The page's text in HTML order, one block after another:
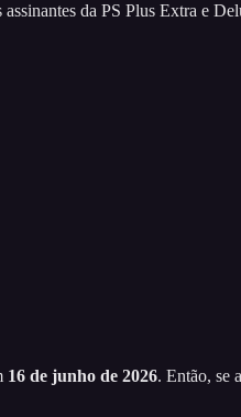
da PS Plus Extra e
16 de junho de 2026. Então, se